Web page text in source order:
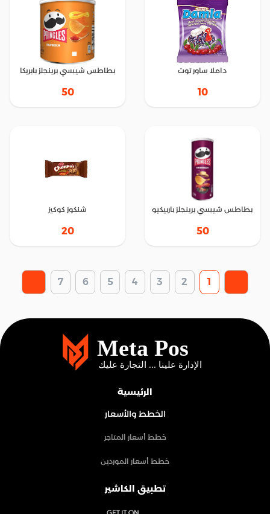
داملا ساور توت
10
بطاطس شيبسي برينجلز بابريكا
50
بطاطس شيبسي برينجلز باربيكيو
50
شنكوز كوكيز
20
1
2
3
4
5
6
7
الرئيسية
الخطط والأسعار
خطط أسعار المتاجر
خطط أسعار الموردين
تطبيق الكاشير